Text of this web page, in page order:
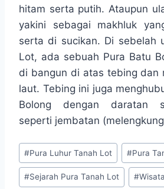
hitam serta putih. Ataupun
yakini sebagai makhluk
serta di sucikan. Di sebelah
Lot, ada sebuah Pura Batu
di bangun di atas tebing dan
laut. Tebing ini juga
Bolong dengan daratan
seperti jembatan
Post
Tags:
#Pura Luhur Tanah Lot #Pura
#Sejarah Pura Tanah Lot #